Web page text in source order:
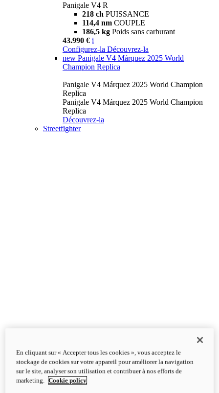
Panigale V4 R
218 ch PUISSANCE
114,4 nm COUPLE
186,5 kg Poids sans carburant
43.990 € i
Configurez-la Découvrez-la
new Panigale V4 Márquez 2025 World
Champion Replica
Panigale V4 Márquez 2025 World Champion
Replica
Panigale V4 Márquez 2025 World Champion
Replica
Découvrez-la
Streetfighter
En cliquant sur « Accepter tous les cookies », vous acceptez le
stockage de cookies sur votre appareil pour améliorer la navigation
sur le site, analyser son utilisation et contribuer à nos efforts de
marketing.
Cookie policy